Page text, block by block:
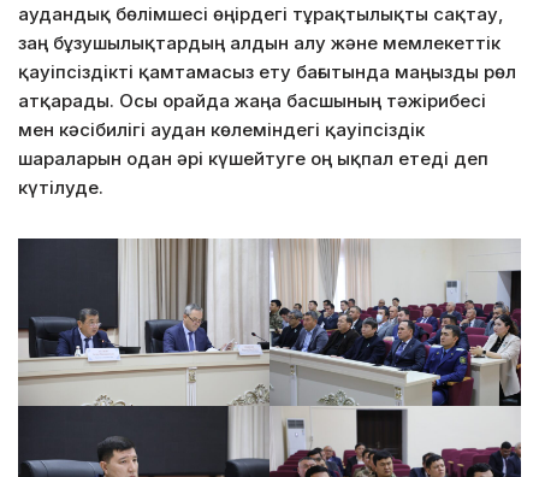
аудандық бөлімшесі өңірдегі тұрақтылықты сақтау,
заң бұзушылықтардың алдын алу және мемлекеттік
қауіпсіздікті қамтамасыз ету бағытында маңызды рөл
атқарады. Осы орайда жаңа басшының тәжірибесі
мен кәсібилігі аудан көлеміндегі қауіпсіздік
шараларын одан әрі күшейтуге оң ықпал етеді деп
күтілуде.